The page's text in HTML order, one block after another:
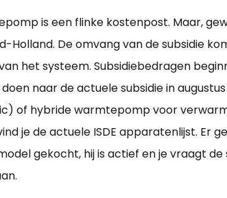
is een flinke kostenpost. Maar,
Holland. De omvang van de subsidie
het systeem. Subsidiebedragen
naar de actuele subsidie in
of hybride warmtepomp voor
je de actuele ISDE apparatenlijst. Er
gekocht, hij is actief en je vraagt